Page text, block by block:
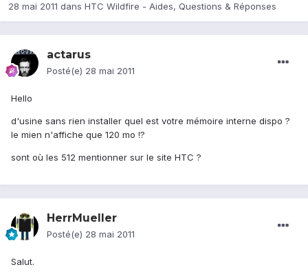
28 mai 2011 dans HTC Wildfire - Aides, Questions & Réponses
actarus
Posté(e) 28 mai 2011
Hello
d'usine sans rien installer quel est votre mémoire interne dispo ?
le mien n'affiche que 120 mo !?
sont où les 512 mentionner sur le site HTC ?
HerrMueller
Posté(e) 28 mai 2011
Salut.